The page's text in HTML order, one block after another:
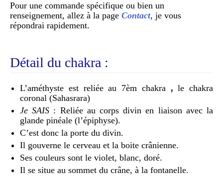
Pour une commande spécifique ou bien un
renseignement, allez à la page Contact, je vous
répondrai rapidement.
Détail du chakra :
L’améthyste est reliée au 7èm chakra ,le chakra
coronal (Sahasrara)
Je SAIS : Reliée au corps divin en liaison avec la
glande pinéale (l’épiphyse).
C’est donc la porte du divin.
Il gouverne le cerveau et la boite crânienne.
Ses couleurs sont le violet, blanc, doré.
Il se situe au sommet du crâne, à la fontanelle.